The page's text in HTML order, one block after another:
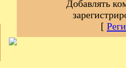
Добавлять
[